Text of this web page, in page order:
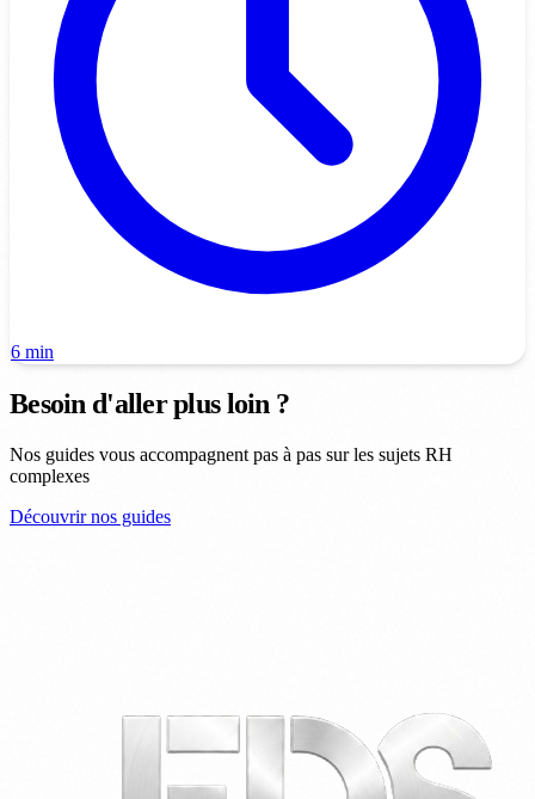
6 min
Besoin d'aller plus loin ?
Nos guides vous accompagnent pas à pas sur les sujets RH
complexes
Découvrir nos guides